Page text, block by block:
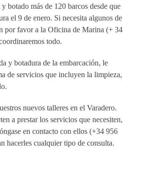
botado más de 120 barcos desde que
el 9 de enero. Si necesita algunos de
por favor a la Oficina de Marina (+ 34
todo.
y botadura de la embarcación, le
de servicios que incluyen la limpieza,
nuevos talleres en el Varadero.
a prestar los servicios que necesiten,
en contacto con ellos (+34 956
hacerles cualquier tipo de consulta.